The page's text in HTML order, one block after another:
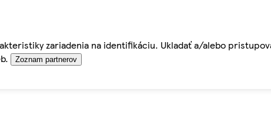
zariadenia na identifikáciu. Ukladať a/alebo
Zoznam partnerov